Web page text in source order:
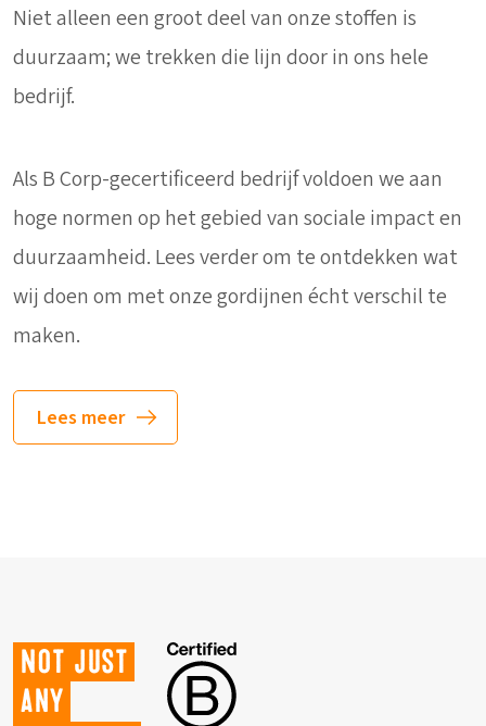
Niet alleen een groot deel van onze stoffen is
duurzaam; we trekken die lijn door in ons hele
bedrijf.
Als B Corp-gecertificeerd bedrijf voldoen we aan
hoge normen op het gebied van sociale impact en
duurzaamheid. Lees verder om te ontdekken wat
wij doen om met onze gordijnen écht verschil te
maken.
Lees meer
Not just
any